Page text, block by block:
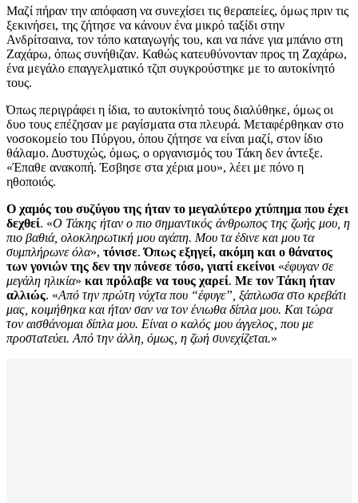
Μαζί πήραν την απόφαση να συνεχίσει τις θεραπείες, όμως πριν τις
ξεκινήσει, της ζήτησε να κάνουν ένα μικρό ταξίδι στην
Ανδρίτσαινα, τον τόπο καταγωγής του, και να πάνε για μπάνιο στη
Ζαχάρω, όπως συνήθιζαν. Καθώς κατευθύνονταν προς τη Ζαχάρω,
ένα μεγάλο επαγγελματικό τζιπ συγκρούστηκε με το αυτοκίνητό
τους.
Όπως περιγράφει η ίδια, το αυτοκίνητό τους διαλύθηκε, όμως οι
δυο τους επέζησαν με ραγίσματα στα πλευρά. Μεταφέρθηκαν στο
νοσοκομείο του Πύργου, όπου ζήτησε να είναι μαζί, στον ίδιο
θάλαμο. Δυστυχώς, όμως, ο οργανισμός του Τάκη δεν άντεξε.
«Έπαθε ανακοπή. Έσβησε στα χέρια μου», λέει με πόνο η
ηθοποιός.
Ο χαμός του συζύγου της ήταν το μεγαλύτερο χτύπημα που έχει
δεχθεί. «Ο Τάκης ήταν ο πιο σημαντικός άνθρωπος της ζωής μου, η
πιο βαθιά, ολοκληρωτική μου αγάπη. Μου τα έδινε και μου τα
συμπλήρωνε όλα», τόνισε.Όπως εξηγεί, ακόμη και ο θάνατος
των γονιών της δεν την πόνεσε τόσο, γιατί εκείνοι «έφυγαν σε
μεγάλη ηλικία» και πρόλαβε να τους χαρεί. Με τον Τάκη ήταν
αλλιώς. «Από την πρώτη νύχτα που “έφυγε”, ξάπλωσα στο κρεβάτι
μας, κοιμήθηκα και ήταν σαν να τον ένιωθα δίπλα μου. Και τώρα
τον αισθάνομαι δίπλα μου. Είναι ο καλός μου άγγελος, που με
προστατεύει. Από την άλλη, όμως, η ζωή συνεχίζεται.»